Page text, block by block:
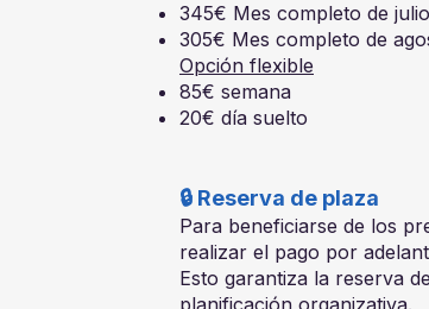
345€ Mes completo de julio
305€ Mes completo de
Opción flexible
85€ semana
20€ día suelto
🔒 Reserva de plaza
Para beneficiarse de los
realizar el pago por
Esto garantiza la reserva
planificación organizativa.